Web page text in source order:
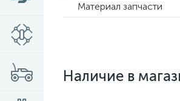
Материал запчасти
Наличие в